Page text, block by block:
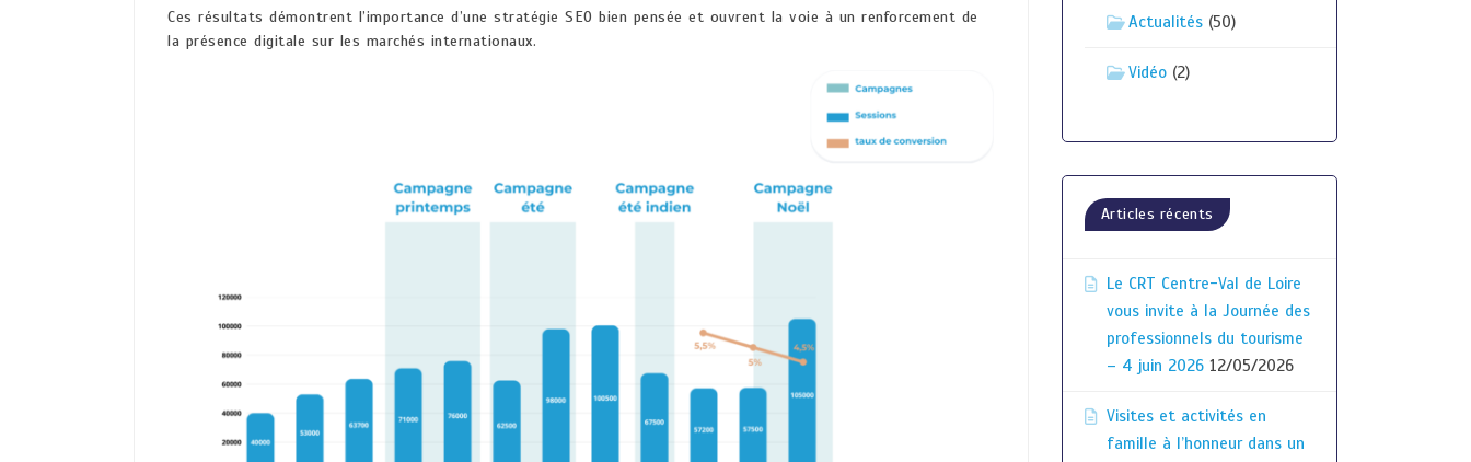
Ces résultats démontrent l’importance d’une stratégie SEO bien pensée et ouvrent la voie à un renforcement de
la présence digitale sur les marchés internationaux.
Actualités(50)
Vidéo(2)
Articles récents
Le CRT Centre-Val de Loire
vous invite à la Journée des
professionnels du tourisme
– 4 juin 2026 12/05/2026
Visites et activités en
famille à l’honneur dans un